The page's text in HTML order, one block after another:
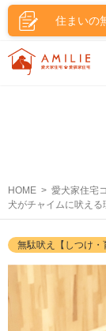
住まいの
HOME
愛犬家住宅
犬がチャイムに吠える
無駄吠え【しつけ・